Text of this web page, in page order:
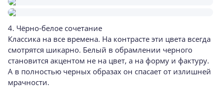
4. Чёрно-белое сочетание
Классика на все времена. На контрасте эти цвета всегда
смотрятся шикарно. Белый в обрамлении черного
становится акцентом не на цвет, а на форму и фактуру.
А в полностью черных образах он спасает от излишней
мрачности.